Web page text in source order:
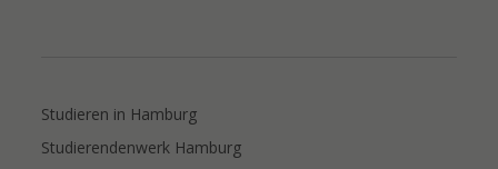
Studieren in Hamburg
Studierendenwerk Hamburg